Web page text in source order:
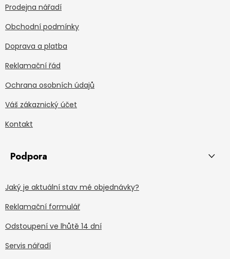
Prodejna nářadí
Obchodní podmínky
Doprava a platba
Reklamační řád
Ochrana osobních údajů
Váš zákaznický účet
Kontakt
Podpora
Jaký je aktuální stav mé objednávky?
Reklamační formulář
Odstoupení ve lhůtě 14 dní
Servis nářadí